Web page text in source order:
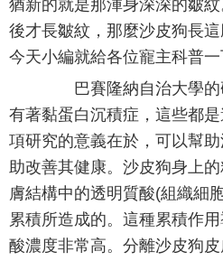
猶新的就是那渾身深深的皺
後才長皺紋，那麼沙皮狗長
今天小編就給各位寵主科普一
巴賽隆納自治大學的
有著黏蛋白沉積症，這些都
項研究的意義在於，可以幫
助改善其健康。沙皮狗身上
膚結構中的透明質酸(組織細
累積所造成的。這種累積作
酸濃度非常高。分離沙皮狗